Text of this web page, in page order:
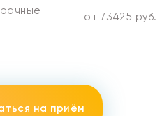
от 73425 руб.
на приём